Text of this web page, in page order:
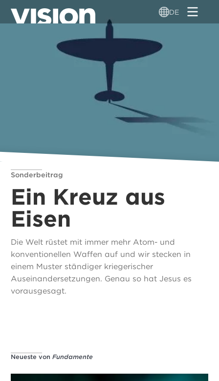
Direkt
zum
DE
Sonderbeitrag
Ein Kreuz aus
Eisen
Die Welt rüstet mit immer mehr Atom- und
konventionellen Waffen auf und wir stecken in
einem Muster ständiger kriegerischer
Auseinandersetzungen. Genau so hat Jesus es
vorausgesagt.
Neueste vonFundamente